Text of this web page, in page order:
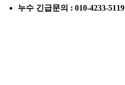
누수 긴급문의 : 010-4233-5119